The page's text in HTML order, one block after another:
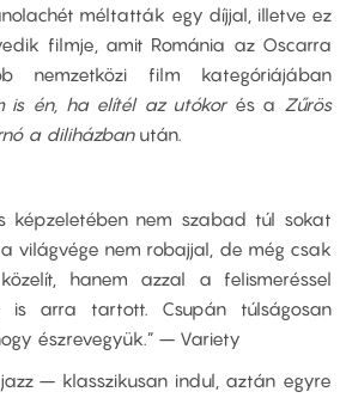
méltatták egy díjjal, illetve ez
filmje, amit Románia az Oscarra
nemzetközi film kategóriájában
is én, ha elítél az utókorés a Zűrös
a diliházbanután.
képzeletében nem szabad túl sokat
világvége nem robajjal, de még csak
hanem azzal a felismeréssel
is arra tartott. Csupán túlságosan
észrevegyük.” – Variety
– klasszikusan indul, aztán egyre